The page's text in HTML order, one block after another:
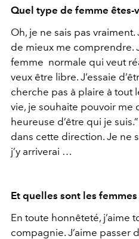
Quel type de femme êtes-
Oh, je ne sais pas vraiment.
de mieux me comprendre.
femme normale qui veut
veux être libre. J’essaie
cherche pas à plaire à tout
vie, je souhaite pouvoir me
heureuse d’être qui je
dans cette direction. Je ne
j’y arriverai …
Et quelles sont les
En toute honnêteté, j’aime
compagnie. J’aime passer